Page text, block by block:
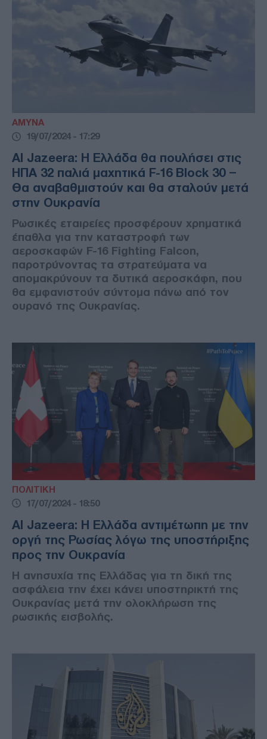
ΑΜΥΝΑ
19/07/2024 - 17:29
Al Jazeera: Η Ελλάδα θα πουλήσει στις
ΗΠΑ 32 παλιά μαχητικά F-16 Block 30 –
Θα αναβαθμιστούν και θα σταλούν μετά
στην Ουκρανία
Ρωσικές εταιρείες προσφέρουν χρηματικά
έπαθλα για την καταστροφή των
αεροσκαφών F-16 Fighting Falcon,
παροτρύνοντας τα στρατεύματα να
απομακρύνουν τα δυτικά αεροσκάφη, που
θα εμφανιστούν σύντομα πάνω από τον
ουρανό της Ουκρανίας.
ΠΟΛΙΤΙΚΗ
17/07/2024 - 18:50
Al Jazeera: Η Ελλάδα αντιμέτωπη με την
οργή της Ρωσίας λόγω της υποστήριξης
προς την Ουκρανία
Η ανησυχία της Ελλάδας για τη δική της
ασφάλεια την έχει κάνει υποστηρικτή της
Ουκρανίας μετά την ολοκλήρωση της
ρωσικής εισβολής.